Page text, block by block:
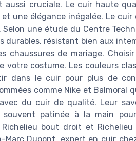
cruciale. Le cuir haute
une élégance inégalée. Le cuir
une étude du Centre
durables, résistant bien aux
chaussures de mariage.
votre costume. Les couleurs
dans le cuir pour plus de
comme Nike et
du cuir de qualité. Leur
patinée à la main
Richelieu bout droit et